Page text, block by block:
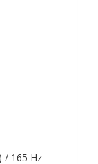
/ 165 Hz